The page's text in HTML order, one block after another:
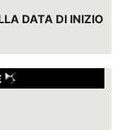
DATA DI INIZIO